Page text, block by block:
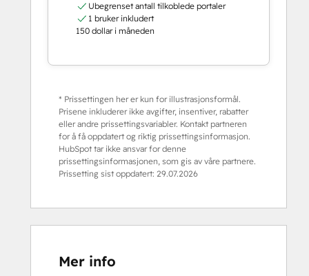
Ubegrenset antall tilkoblede portaler
1 bruker inkludert
150 dollar i måneden
* Prissettingen her er kun for illustrasjonsformål.
Prisene inkluderer ikke avgifter, insentiver, rabatter
eller andre prissettingsvariabler. Kontakt partneren
for å få oppdatert og riktig prissettingsinformasjon.
HubSpot tar ikke ansvar for denne
prissettingsinformasjonen, som gis av våre partnere.
Prissetting sist oppdatert: 29.07.2026
Mer info